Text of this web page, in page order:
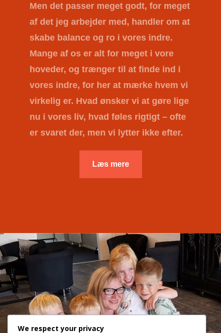
Men det passer meget godt, for meget
af det jeg arbejder med, handler om at
skabe balance og ro i vores indre.
Mange af os er alt for meget i vore
hoveder, og trænger til at finde ind i
vores indre, for her at mærke hvem vi
virkelig er. Hvad ønsker vi at gøre lige
nu i vores liv, hvad føles rigtigt – ofte
er svaret der, men vi lytter ikke efter.
Læs mere
We respect your privacy